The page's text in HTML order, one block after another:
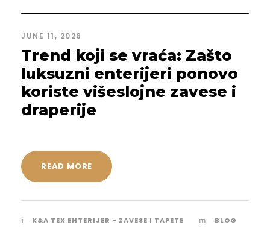
JUNE 11, 2026
Trend koji se vraća: Zašto
luksuzni enterijeri ponovo
koriste višeslojne zavese i
draperije
READ MORE
K&A TEX ENTERIJER - ZAVESE I TAPETE BLOG